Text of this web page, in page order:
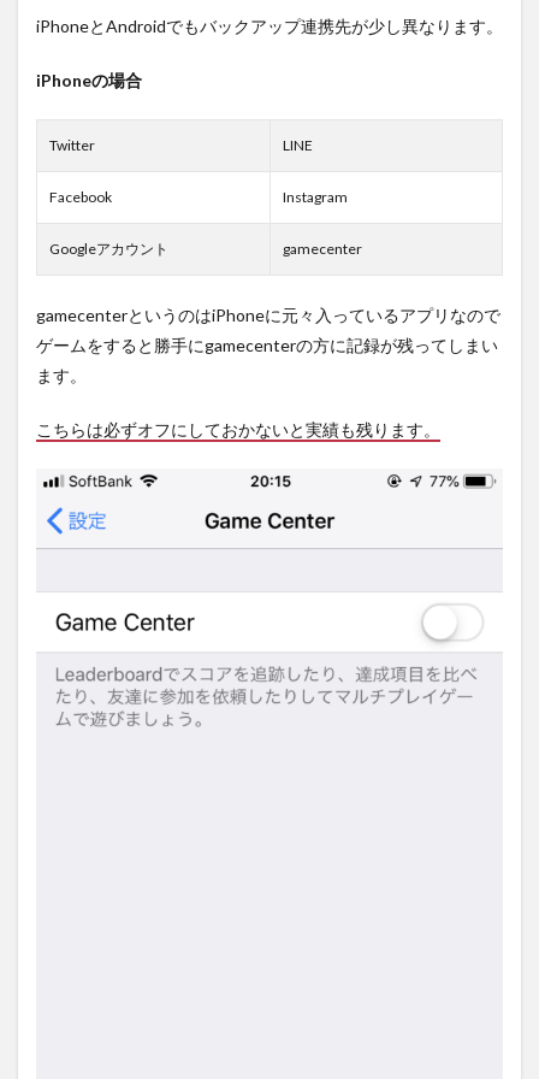
iPhoneとAndroidでもバックアップ連携先が少し異なります。
iPhoneの場合
Twitter LINE
Facebook Instagram
Googleアカウント gamecenter
gamecenterというのはiPhoneに元々入っているアプリなので
ゲームをすると勝手にgamecenterの方に記録が残ってしまい
ます。
こちらは必ずオフにしておかないと実績も残ります。